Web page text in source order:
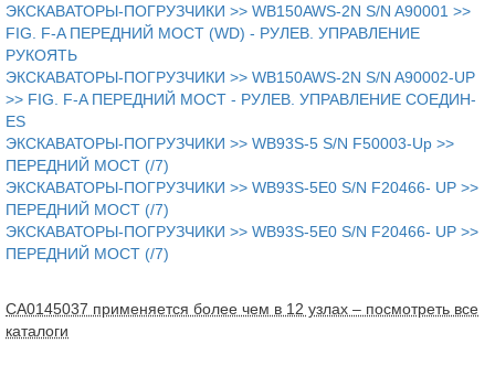
ЭКСКАВАТОРЫ-ПОГРУЗЧИКИ >> WB150AWS-2N S/N A90001 >>
FIG. F-A ПЕРЕДНИЙ МОСТ (WD) - РУЛЕВ. УПРАВЛЕНИЕ
РУКОЯТЬ
ЭКСКАВАТОРЫ-ПОГРУЗЧИКИ >> WB150AWS-2N S/N A90002-UP
>> FIG. F-A ПЕРЕДНИЙ МОСТ - РУЛЕВ. УПРАВЛЕНИЕ СОЕДИН-
ЕS
ЭКСКАВАТОРЫ-ПОГРУЗЧИКИ >> WB93S-5 S/N F50003-Up >>
ПЕРЕДНИЙ МОСТ (/7)
ЭКСКАВАТОРЫ-ПОГРУЗЧИКИ >> WB93S-5E0 S/N F20466- UP >>
ПЕРЕДНИЙ МОСТ (/7)
ЭКСКАВАТОРЫ-ПОГРУЗЧИКИ >> WB93S-5E0 S/N F20466- UP >>
ПЕРЕДНИЙ МОСТ (/7)
CA0145037 применяется более чем в 12 узлах – посмотреть все
каталоги